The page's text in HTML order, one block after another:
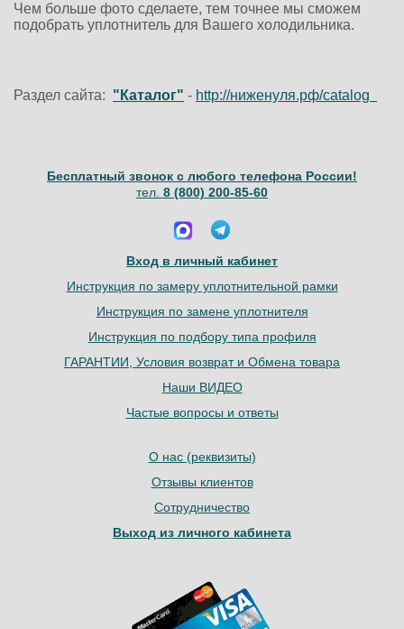
Чем больше фото сделаете, тем точнее мы сможем
подобрать уплотнитель для Вашего холодильника.
Раздел сайта: "Каталог" - http://ниженуля.рф/catalog
Бесплатный звонок с любого телефона России!
тел. 8 (800) 200-85-60
Вход в личный кабинет
Инструкция по замеру уплотнительной рамки
Инструкция по замене уплотнителя
Инструкция по подбору типа профиля
ГАРАНТИИ, Условия возврат и Обмена товара
Наши ВИДЕО
Частые вопросы и ответы
О нас (реквизиты)
Отзывы клиентов
Сотрудничество
Выход из личного кабинета